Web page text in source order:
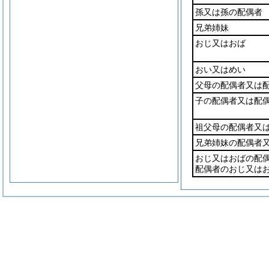
孫又は孫の配偶者
兄弟姉妹
おじ又はおば
おい又はめい
父母の配偶者又は
子の配偶者又は配
祖父母の配偶者又
兄弟姉妹の配偶者
おじ又はおばの配
配偶者のおじ又は